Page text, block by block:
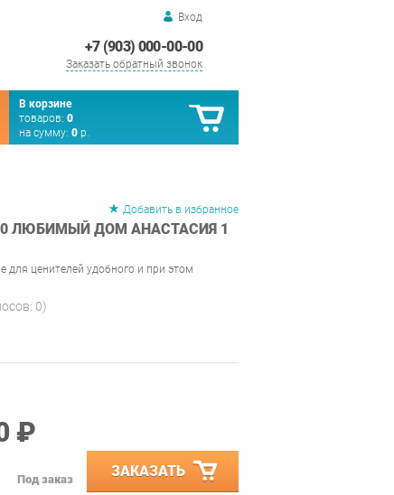
Вход
+7 (903) 000-00-00
Заказать обратный звонок
В корзине
товаров: 0
на сумму: 0 р.
Добавить в избранное
ЛЮБИМЫЙ ДОМ АНАСТАСИЯ 1
для ценителей удобного и при этом
0)
₽
Под заказ ЗАКАЗАТЬ